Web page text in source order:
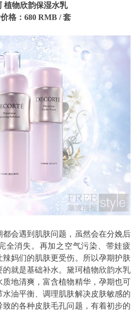
植物欣韵保湿水乳
格：680 RMB / 套
会遇到肌肤问题，虽然会在分娩后
全消失。再加之空气污染、带娃疲
妈们的肌肤更受伤。所以孕期护肤
就是基础补水。黛珂植物欣韵水乳
地清爽，富含植物精华，孕期也可
水油平衡、调理肌肤解决皮肤敏感的
的各种皮肤毛孔问题，有着初步的